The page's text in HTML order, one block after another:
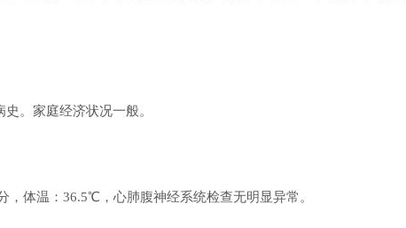
。家庭经济状况一般。
，体温：36.5℃，心肺腹神经系统检查无明显异常。